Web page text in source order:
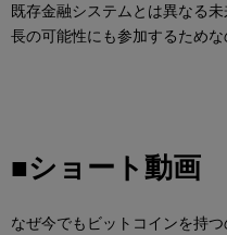
既存金融システムとは異なる
長の可能性にも参加するためな
■ショート動画
なぜ今でもビットコインを持